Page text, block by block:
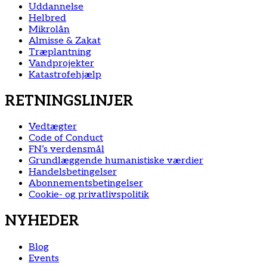
Uddannelse
Helbred
Mikrolån
Almisse & Zakat
Træplantning
Vandprojekter
Katastrofehjælp
RETNINGSLINJER
Vedtægter
Code of Conduct
FN’s verdensmål
Grundlæggende humanistiske værdier
Handelsbetingelser
Abonnementsbetingelser
Cookie- og privatlivspolitik
NYHEDER
Blog
Events